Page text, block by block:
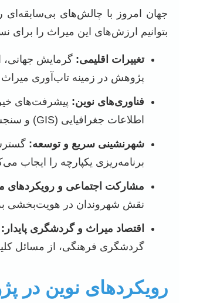
جهان امروز با چالش‌های بی‌سابقه‌ای
بتوانیم ارزش‌های این میراث را
تغییرات اقلیمی: گرمایش جهانی،
پژوهش در زمینه تاب‌آوری میراث
فناوری‌های نوین:
اطلاعات جغرافیایی (GIS) و سنجش از دور، ابزارهای قدرتمندی برای مستندسازی، تحلیل، پایش و حتی تجربه میراث فراهم آورده‌اند.
شهرنشینی سریع و توسعه:
برنامه‌ریزی یکپارچه را ایجاب
مشارکت اجتماعی و رویکردهای
نقش شهروندان در هویت‌بخشی
اقتصاد میراث و گردشگری پایدار:
گردشگری فرهنگی، از مسائل
رویکردهای نوین